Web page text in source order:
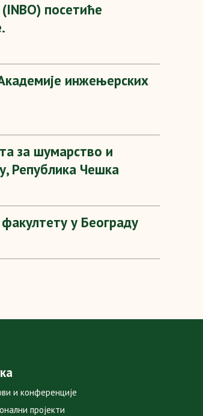
посетиће
инжењерских
за шумарство и
Република Чешка
у Београду
и конференције
пројекти